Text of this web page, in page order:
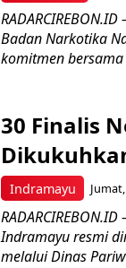
Badan Narkotika
komitmen
Indramayu
30 Finalis
Indramayu resmi
melalui Dinas